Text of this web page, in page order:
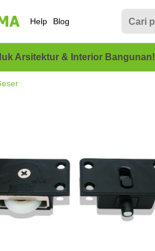
Help Blog
Arsitektur & Interior Bangunan!